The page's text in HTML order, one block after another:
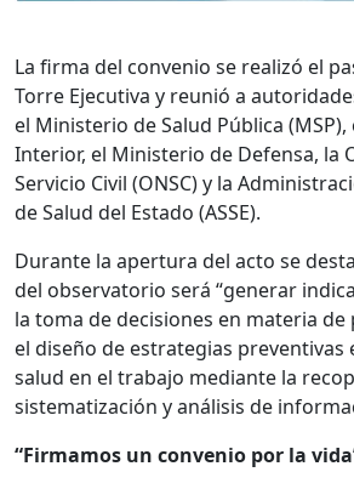
La firma del convenio se realizó el
Torre Ejecutiva y reunió a
el Ministerio de Salud Pública
Interior, el Ministerio de Defensa, la
Servicio Civil (ONSC) y la
de Salud del Estado (ASSE).
Durante la apertura del acto se
del observatorio será “generar
la toma de decisiones en materia
el diseño de estrategias preventivas
salud en el trabajo mediante la
sistematización y análisis de
“Firmamos un convenio por la